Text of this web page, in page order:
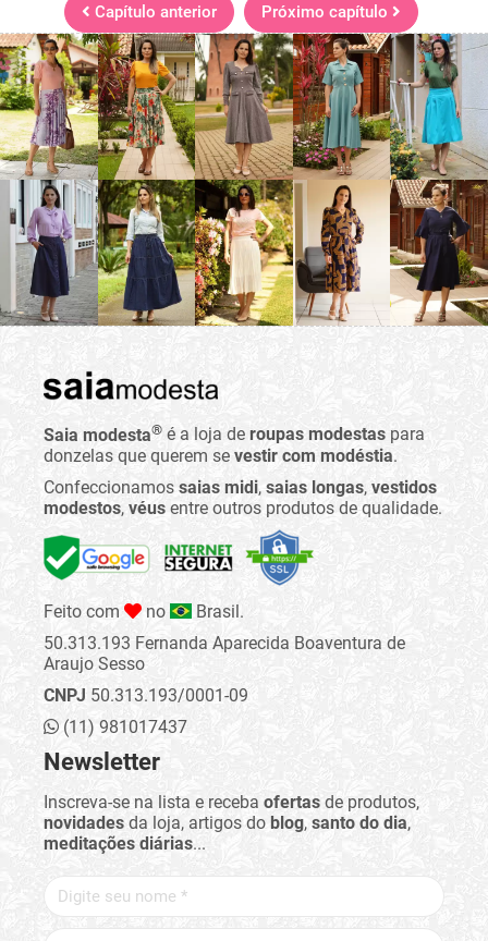
Capítulo anterior Próximo capítulo
Saia modesta® é a loja de roupas modestas para
donzelas que querem se vestir com modéstia.
Confeccionamos saias midi, saias longas, vestidos
modestos, véus entre outros produtos de qualidade.
Feito com no
Brasil.
50.313.193 Fernanda Aparecida Boaventura de
Araujo Sesso
CNPJ50.313.193/0001-09
(11) 981017437
Newsletter
Inscreva-se na lista e receba ofertas de produtos,
novidades da loja, artigos do blog, santo do dia,
meditações diárias...